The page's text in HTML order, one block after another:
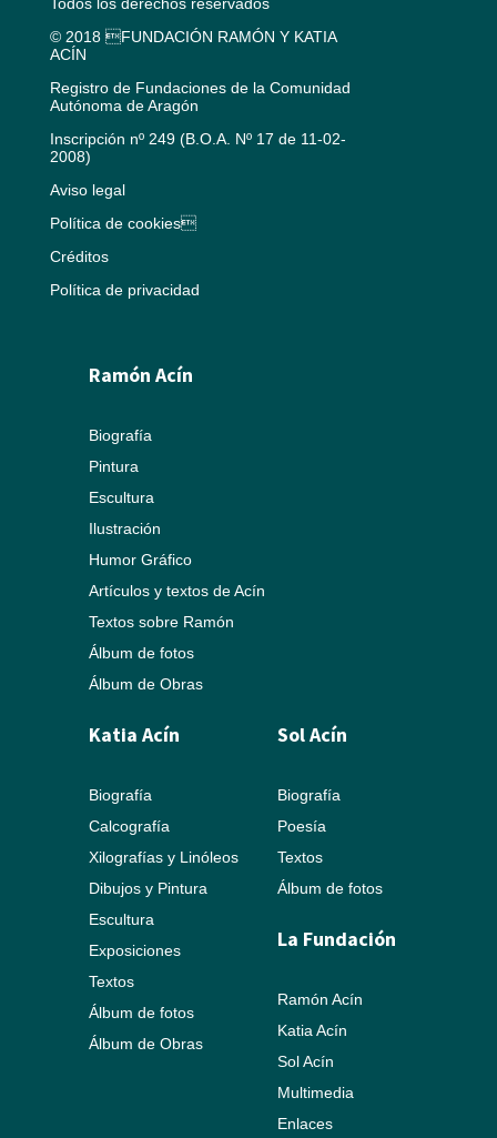
© 2018 FUNDACIÓN RAMÓN Y KATIA
ACÍN
Registro de Fundaciones de la Comunidad
Autónoma de Aragón
Inscripción nº 249 (B.O.A. Nº 17 de 11-02-
2008)
Aviso legal
Política de cookies
Créditos
Política de privacidad
Ramón Acín
Biografía
Pintura
Escultura
Ilustración
Humor Gráfico
Artículos y textos de Acín
Textos sobre Ramón
Álbum de fotos
Álbum de Obras
Katia Acín
Biografía
Calcografía
Xilografías y Linóleos
Dibujos y Pintura
Escultura
Exposiciones
Textos
Álbum de fotos
Álbum de Obras
Sol Acín
Biografía
Poesía
Textos
Álbum de fotos
La Fundación
Ramón Acín
Katia Acín
Sol Acín
Multimedia
Enlaces